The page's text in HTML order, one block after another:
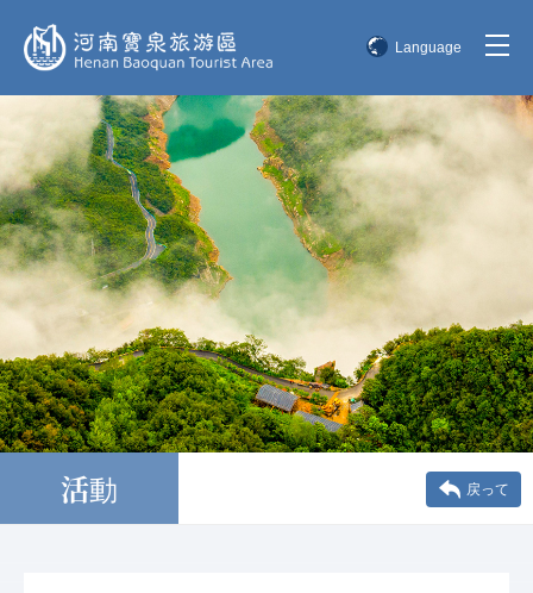
Language
English
한국어
日本語
活動 戻って